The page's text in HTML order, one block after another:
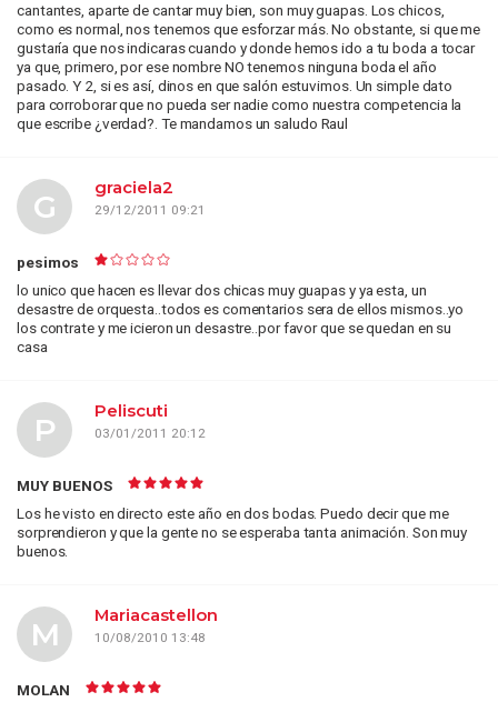
cantantes, aparte de cantar muy bien, son muy guapas. Los chicos,
como es normal, nos tenemos que esforzar más. No obstante, si que me
gustaría que nos indicaras cuando y donde hemos ido a tu boda a tocar
ya que, primero, por ese nombre NO tenemos ninguna boda el año
pasado. Y 2, si es así, dinos en que salón estuvimos. Un simple dato
para corroborar que no pueda ser nadie como nuestra competencia la
que escribe ¿verdad?. Te mandamos un saludo Raul
graciela2
29/12/2011 09:21
G
pesimos
lo unico que hacen es llevar dos chicas muy guapas y ya esta, un
desastre de orquesta..todos es comentarios sera de ellos mismos..yo
los contrate y me icieron un desastre..por favor que se quedan en su
casa
Peliscuti
03/01/2011 20:12
P
MUY BUENOS
Los he visto en directo este año en dos bodas. Puedo decir que me
sorprendieron y que la gente no se esperaba tanta animación. Son muy
buenos.
Mariacastellon
10/08/2010 13:48
M
MOLAN